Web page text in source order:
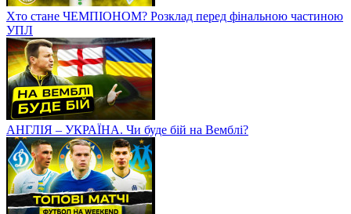
Хто стане ЧЕМПІОНОМ? Розклад перед фінальною частиною
УПЛ
АНГЛІЯ – УКРАЇНА. Чи буде бій на Вемблі?